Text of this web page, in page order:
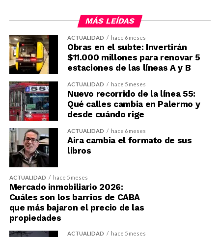
MÁS LEÍDAS
ACTUALIDAD hace 6 meses
Obras en el subte: Invertirán
$11.000 millones para renovar 5
estaciones de las líneas A y B
ACTUALIDAD hace 5 meses
Nuevo recorrido de la línea 55:
Qué calles cambia en Palermo y
desde cuándo rige
ACTUALIDAD hace 6 meses
Aira cambia el formato de sus
libros
ACTUALIDAD hace 5 meses
Mercado inmobiliario 2026:
Cuáles son los barrios de CABA
que más bajaron el precio de las
propiedades
ACTUALIDAD hace 5 meses